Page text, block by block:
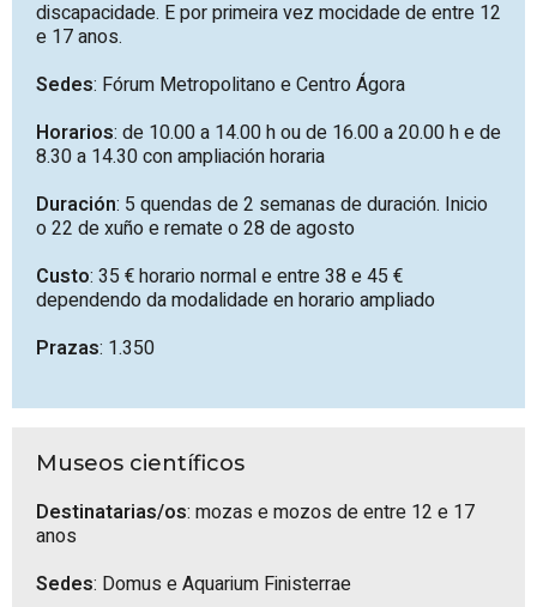
discapacidade. E por primeira vez mocidade de entre 12
e 17 anos.
Sedes: Fórum Metropolitano e Centro Ágora
Horarios: de 10.00 a 14.00 h ou de 16.00 a 20.00 h e de
8.30 a 14.30 con ampliación horaria
Duración: 5 quendas de 2 semanas de duración. Inicio
o 22 de xuño e remate o 28 de agosto
Custo: 35 € horario normal e entre 38 e 45 €
dependendo da modalidade en horario ampliado
Prazas: 1.350
Museos científicos
Destinatarias/os: mozas e mozos de entre 12 e 17
anos
Sedes: Domus e Aquarium Finisterrae